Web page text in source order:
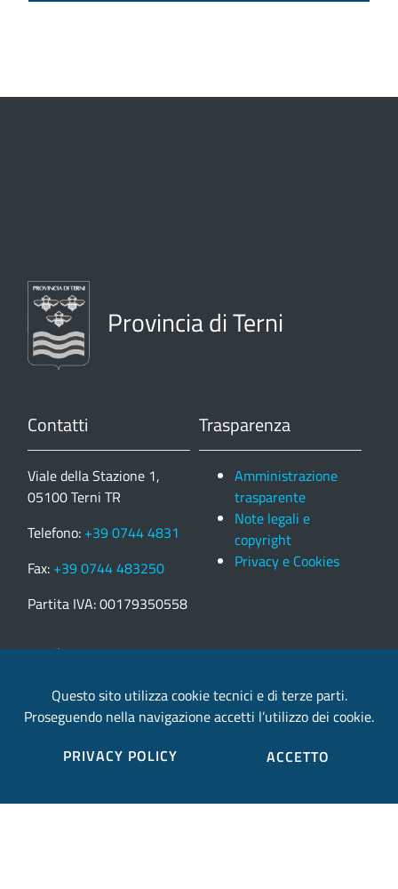
Provincia di Terni
Contatti
Viale della Stazione 1,
05100 Terni TR
Telefono: +39 0744 4831
Fax: +39 0744 483250
Partita IVA: 00179350558
email:
Trasparenza
Amministrazione
trasparente
Note legali e
copyright
Privacy e Cookies
Credits
Finmatica
Questo sito utilizza cookie tecnici e di terze parti.
Proseguendo nella navigazione accetti l’utilizzo dei cookie.
PRIVACY POLICY
ACCETTO